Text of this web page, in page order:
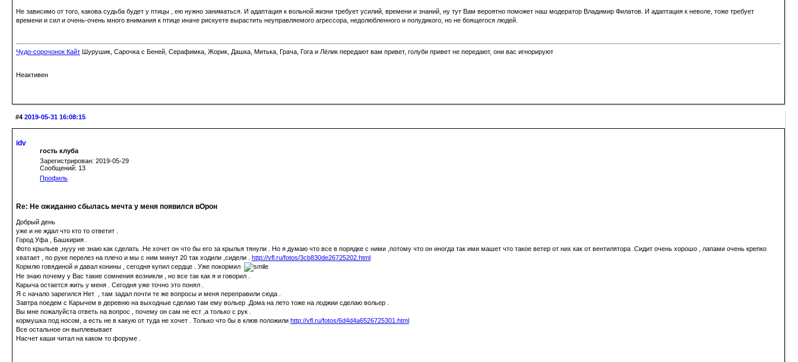
Не зависимо от того, какова судьба будет у птицы , ею нужно заниматься. И адаптация к вольной жизни требует усилий, времени и знаний, ну тут Вам вероятно поможет наш модератор Владимир Филатов. И адаптация к неволе, тоже требует
времени и сил и очень-очень много внимания к птице иначе рискуете вырастить неуправляемого агрессора, недолюбленного и полудикого, но не боящегося людей.
Чудо-сорочонок Кайт Шурушик, Сарочка с Беней, Серафимка, Жорик, Дашка, Митька, Грача, Гога и Лёлик передают вам привет, голуби привет не передают, они вас игнорируют
Неактивен
#4 2019-05-31 16:08:15
idv
гость клуба
Зарегистрирован: 2019-05-29
Сообщений: 13
Профиль
Re: Не ожиданно сбылась мечта у меня появился вОрон
Добрый день
уже и не ждал что кто то ответит .
Город Уфа , Башкирия .
Фото крыльев ,нууу не знаю как сделать .Не хочет он что бы его за крылья тянули . Но я думаю что все в порядке с ними ,потому что он иногда так ими машет что такое ветер от них как от вентилятора .Сидит очень хорошо , лапами очень крепко
хватает , по руке перелез на плечо и мы с ним минут 20 так ходили ,сидели . http://vfl.ru/fotos/3cb830de26725202.html
Кормлю говядиной и давал конины , сегодня купил сердце . Уже покормил
Не знаю почему у Вас такие сомнения возникли , но все так как я и говорил .
Карыча остается жить у меня . Сегодня уже точно это понял .
Я с начало зарегился Нет , там задал почти те же вопросы и меня переправили сюда .
Завтра поедем с Карычем в деревню на выходные сделаю там ему вольер .Дома на лето тоже на лоджии сделаю вольер .
Вы мне пожалуйста ответь на вопрос , почему он сам не ест ,а только с рук .
кормушка под носом, а есть не в какую от туда не хочет . Только что бы в клюв положили http://vfl.ru/fotos/6d4d4a6526725301.html
Все остальное он выплевывает
Насчет каши читал на каком то форуме .